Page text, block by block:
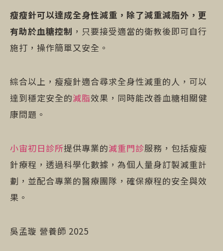
瘦瘦針可以達成全身性減重，除了減重減脂外，更
有助於血糖控制 ，只要接受適當的衛教後即可自行
施打，操作簡單又安全。
綜合以上，瘦瘦針適合尋求全身性減重的人，可以
達到穩定安全的減脂效果，同時能改善血糖相關健
康問題。
小宙初日診所提供專業的減重門診服務，包括瘦瘦
針療程，透過科學化數據，為個人量身訂製減重計
劃，並配合專業的醫療團隊，確保療程的安全與效
果。
吳孟璇 營養師 2025